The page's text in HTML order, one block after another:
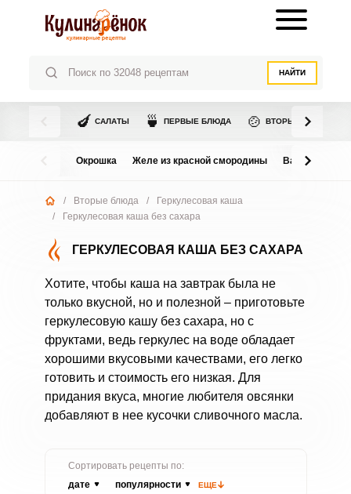
НАЙТИ
🍆 САЛАТЫ 🍵 ПЕРВЫЕ БЛЮДА 🍲 ВТОРЫЕ БЛЮДА
Окрошка Желе из красной смородины Варенье из
/ Вторые блюда /
Геркулесовая каша
/
Геркулесовая каша без сахара
ГЕРКУЛЕСОВАЯ КАША БЕЗ САХАРА
Хотите, чтобы каша на завтрак была не
только вкусной, но и полезной – приготовьте
геркулесовую кашу без сахара, но с
фруктами, ведь геркулес на воде обладает
хорошими вкусовыми качествами, его легко
готовить и стоимость его низкая. Для
придания вкуса, многие любителя овсянки
добавляют в нее кусочки сливочного масла.
Сортировать рецепты по:
дате
популярности ЕЩЕ